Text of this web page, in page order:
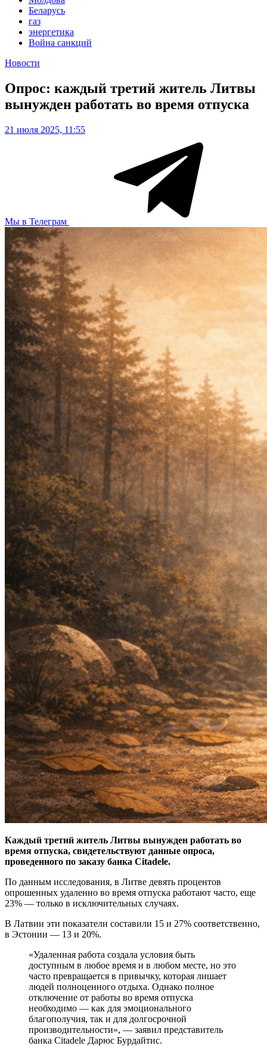
Беларусь
газ
энергетика
Война санкций
Новости
Опрос: каждый третий житель Литвы
вынужден работать во время отпуска
21 июля 2025, 11:55
Мы в Телеграм
Каждый третий житель Литвы вынужден работать во
время отпуска, свидетельствуют данные опроса,
проведенного по заказу банка Citadele.
По данным исследования, в Литве девять процентов
опрошенных удаленно во время отпуска работают часто, еще
23% — только в исключительных случаях.
В Латвии эти показатели составили 15 и 27% соответственно,
в Эстонии — 13 и 20%.
«Удаленная работа создала условия быть
доступным в любое время и в любом месте, но это
часто превращается в привычку, которая лишает
людей полноценного отдыха. Однако полное
отключение от работы во время отпуска
необходимо — как для эмоционального
благополучия, так и для долгосрочной
производительности», — заявил представитель
банка Citadele Дарюс Бурдайтис.